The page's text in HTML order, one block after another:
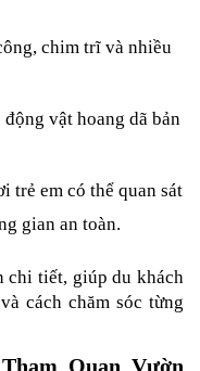
chim trĩ và nhiều
vật hoang dã bản
trẻ em có thể quan sát
gian an toàn.
chi tiết, giúp du khách
cách chăm sóc từng
Quan Vườn